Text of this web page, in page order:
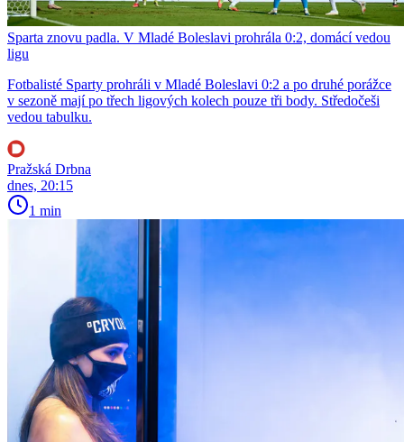
Sparta znovu padla. V Mladé Boleslavi prohrála 0:2, domácí vedou
ligu
Fotbalisté Sparty prohráli v Mladé Boleslavi 0:2 a po druhé porážce
v sezoně mají po třech ligových kolech pouze tři body. Středočeši
vedou tabulku.
Pražská Drbna
dnes, 20:15
1 min